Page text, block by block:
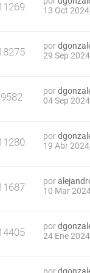
13 Oct
por
29 Sep
9582 por
04 Sep
por
19 Abr
por
10 Mar
por
24 Ene